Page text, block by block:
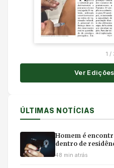
1 /
Ver
ÚLTIMAS NOTÍCIAS
Homem é
dentro de
48 min atrás